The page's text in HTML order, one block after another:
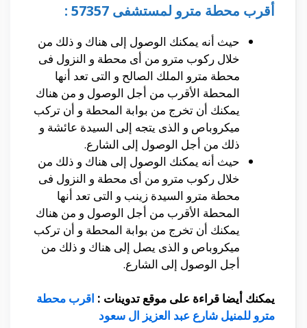
أقرب محطة مترو لمستشفى 57357 :
حيث أنه يمكنك الوصول إلى هناك و ذلك من
خلال ركوب مترو من أى محطة و النزول فى
محطة مترو الملك الصالح و التى تعد أنها
المحطة الأقرب من أجل الوصول و من هناك
يمكنك أن تخرج من بوابة المحطة و أن تركب
ميكروباص و الذى يتجه إلى السيدة عائشة و
ذلك من أجل الوصول إلى الشارع.
حيث أنه يمكنك الوصول إلى هناك و ذلك من
خلال ركوب مترو من أى محطة و النزول فى
محطة مترو السيدة زينب و التى تعد أنها
المحطة الأقرب من أجل الوصول و من هناك
يمكنك أن تخرج من بوابة المحطة و أن تركب
ميكروباص و الذى يصل إلى هناك و ذلك من
أجل الوصول إلى الشارع.
يمكنك أيضا قراءة على موقع تدوينات : اقرب محطة
مترو للمنيل شارع عبد العزيز ال سعود